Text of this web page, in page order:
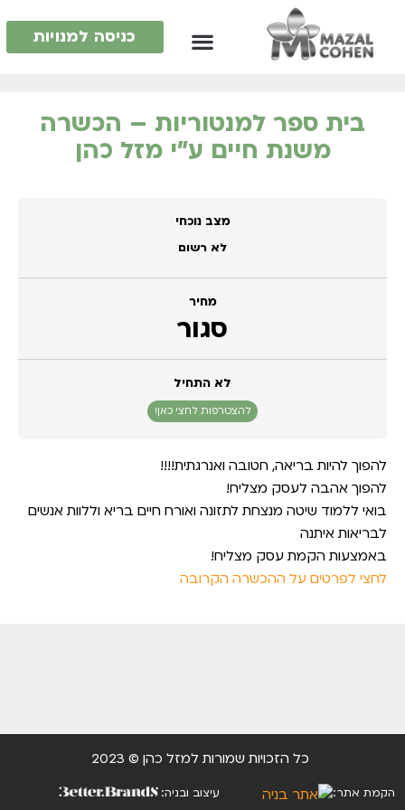
כניסה למנויות
בית ספר למנטוריות – הכשרה
משנת חיים ע״י מזל כהן
מצב נוכחי
לא רשום
מחיר
סגור
לא התחיל
להצטרפות לחצי כאן!
להפוך להיות בריאה, חטובה ואנרגתית!!!!
להפוך אהבה לעסק מצליח!
בואי ללמוד שיטה מנצחת לתזונה ואורח חיים בריא וללוות אנשים
לבריאות איתנה
באמצעות הקמת עסק מצליח!
לחצי לפרטים על ההכשרה הקרובה
כל הזכויות שמורות למזל כהן © 2023
הקמת אתר: עיצוב ובניה: